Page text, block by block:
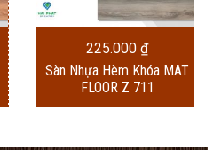
225.000 ₫
Sàn Nhựa Hèm Khóa MAT
FLOOR Z 711